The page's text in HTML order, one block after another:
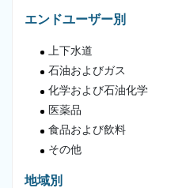
エンドユーザー別
上下水道
石油およびガス
化学および石油化学
医薬品
食品および飲料
その他
地域別